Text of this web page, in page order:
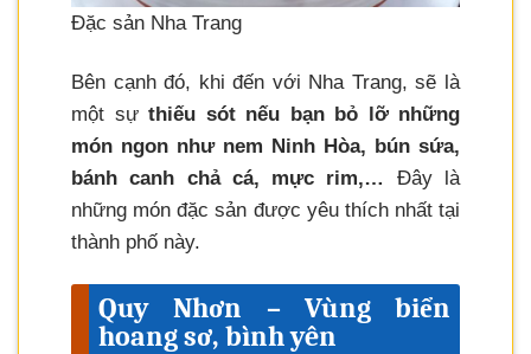
Đặc sản Nha Trang
Bên cạnh đó, khi đến với Nha Trang, sẽ là
một sự thiếu sót nếu bạn bỏ lỡ những
món ngon như nem Ninh Hòa, bún sứa,
bánh canh chả cá, mực rim,…
Đây là
những món đặc sản được yêu thích nhất tại
thành phố này.
Quy Nhơn – Vùng biển
hoang sơ, bình yên